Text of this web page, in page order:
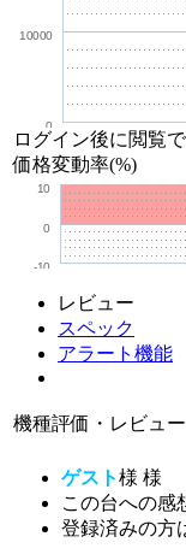
0
10000
ログイン後に閲覧
価格変動率(%)
-10
0
10
レビュー
スペック
アラート機能
機種評価・レビュー
ゲスト様 様
この台への感
登録済みの方